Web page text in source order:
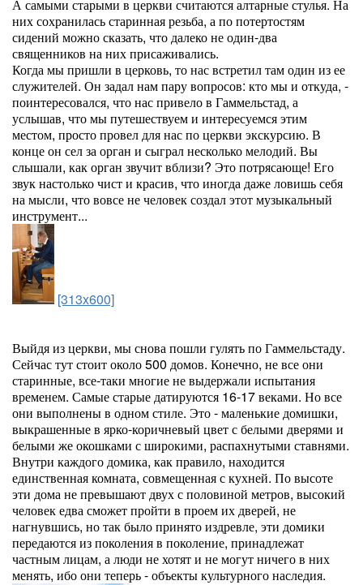
А самыми старыми в церкви считаются алтарные стулья. На
них сохранилась старинная резьба, а по потертостям
сидений можно сказать, что далеко не один-два
священников на них присаживались.
Когда мы пришли в церковь, то нас встретил там один из ее
служителей. Он задал нам пару вопросов: кто мы и откуда, -
поинтересовался, что нас привело в Гаммельстад, а
услышав, что мы путешествуем и интересуемся этим
местом, просто провел для нас по церкви экскурсию. В
конце он сел за орган и сыграл несколько мелодий. Вы
слышали, как орган звучит вблизи? Это потрясающе! Его
звук настолько чист и красив, что иногда даже ловишь себя
на мысли, что вовсе не человек создал этот музыкальный
инструмент...
[313x600]
Выйдя из церкви, мы снова пошли гулять по Гаммельстаду.
Сейчас тут стоит около 500 домов. Конечно, не все они
старинные, все-таки многие не выдержали испытания
временем. Самые старые датируются 16-17 веками. Но все
они выполнены в одном стиле. Это - маленькие домишки,
выкрашенные в ярко-коричневый цвет с белыми дверями и
белыми же окошками с широкими, распахнутыми ставнями.
Внутри каждого домика, как правило, находится
единственная комната, совмещенная с кухней. По высоте
эти дома не превышают двух с половиной метров, высокий
человек едва сможет пройти в проем их дверей, не
нагнувшись, но так было принято издревле, эти домики
передаются из поколения в поколение, принадлежат
частным лицам, а люди не хотят и не могут ничего в них
менять, ибо они теперь - объекты культурного наследия.